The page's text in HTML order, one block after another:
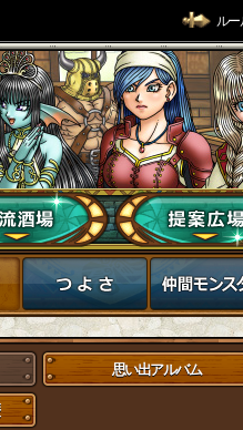
ルー
思い出アルバム